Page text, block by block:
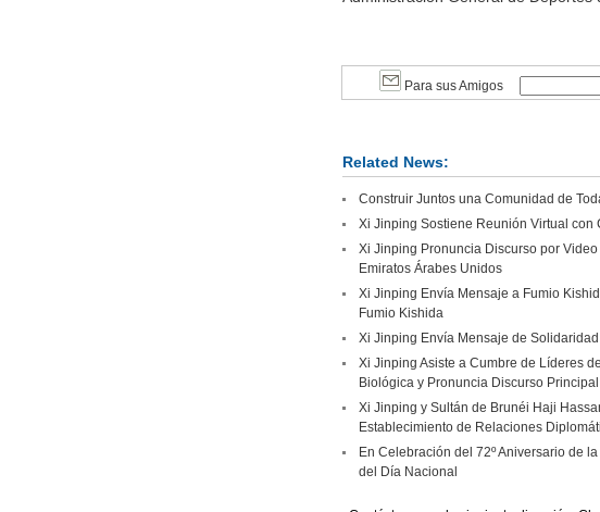
Para sus Amigos
Related News:
Construir Juntos una Comunidad de
Xi Jinping Sostiene Reunión Virtual con
Xi Jinping Pronuncia Discurso por
Emiratos Árabes Unidos
Xi Jinping Envía Mensaje a Fumio
Fumio Kishida
Xi Jinping Envía Mensaje de
Xi Jinping Asiste a Cumbre de Líderes
Biológica y Pronuncia Discurso Principal
Xi Jinping y Sultán de Brunéi Haji
Establecimiento de Relaciones
En Celebración del 72º Aniversario de
del Día Nacional